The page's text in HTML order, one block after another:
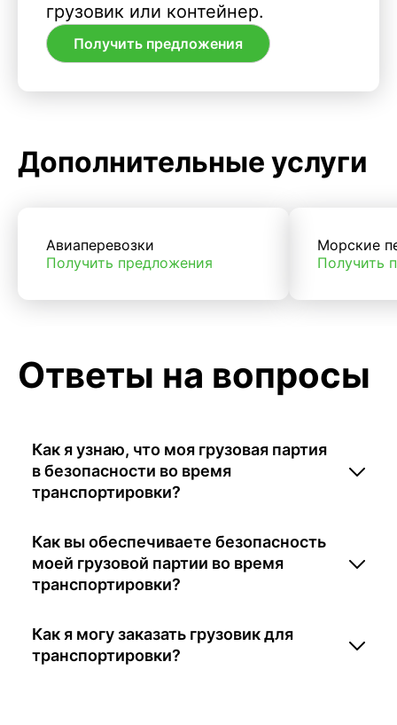
грузовик или контейнер.
Получить предложения
Дополнительные услуги
Авиаперевозки
Получить предложения
Морские
Получить
Ответы на вопросы
Как я узнаю, что моя грузовая партия
в безопасности во время
транспортировки?
Как вы обеспечиваете безопасность
моей грузовой партии во время
транспортировки?
Как я могу заказать грузовик для
транспортировки?